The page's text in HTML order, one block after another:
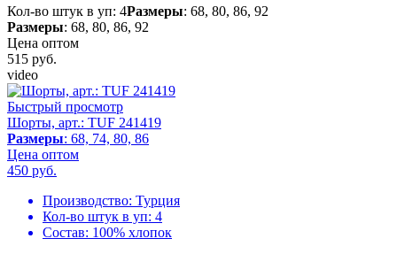
Кол-во штук в уп: 4Размеры: 68, 80, 86, 92
Размеры: 68, 80, 86, 92
Цена оптом
515 руб.
video
Быстрый просмотр
Шорты, арт.: TUF 241419
Размеры: 68, 74, 80, 86
Цена оптом
450 руб.
Производство: Турция
Кол-во штук в уп: 4
Состав: 100% хлопок